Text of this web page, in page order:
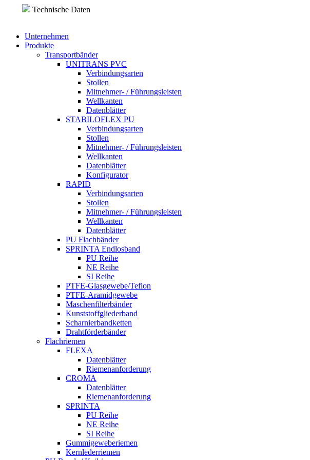
Direkt zum Inhalt
Technische Daten
Unternehmen
Produkte
Transportbänder
UNITRANS PVC
Verbindungsarten
Stollen
Mitnehmer- / Führungsleisten
Wellkanten
Datenblätter
STABILOFLEX PU
Verbindungsarten
Stollen
Mitnehmer- / Führungsleisten
Wellkanten
Datenblätter
Konfigurator
RAPID
Verbindungsarten
Stollen
Mitnehmer- / Führungsleisten
Wellkanten
Datenblätter
PU Flachbänder
SPRINTA Endlosband
PU Reihe
NE Reihe
SI Reihe
PTFE-Glasgewebe/Teflon
PTFE-Aramidgewebe
Maschenfilterbänder
Kunststoffgliederband
Scharnierbandketten
Drahtförderbänder
Flachriemen
FLEXA
Datenblätter
Riemenanforderung
CROMA
Datenblätter
Riemenanforderung
SPRINTA
PU Reihe
NE Reihe
SI Reihe
Gummigeweberiemen
Kernlederriemen